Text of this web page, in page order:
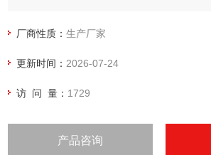
u障碍袋裂开
厂商性质：生产厂家
更新时间： 2026-07-24
访 问 量： 1729
产品咨询